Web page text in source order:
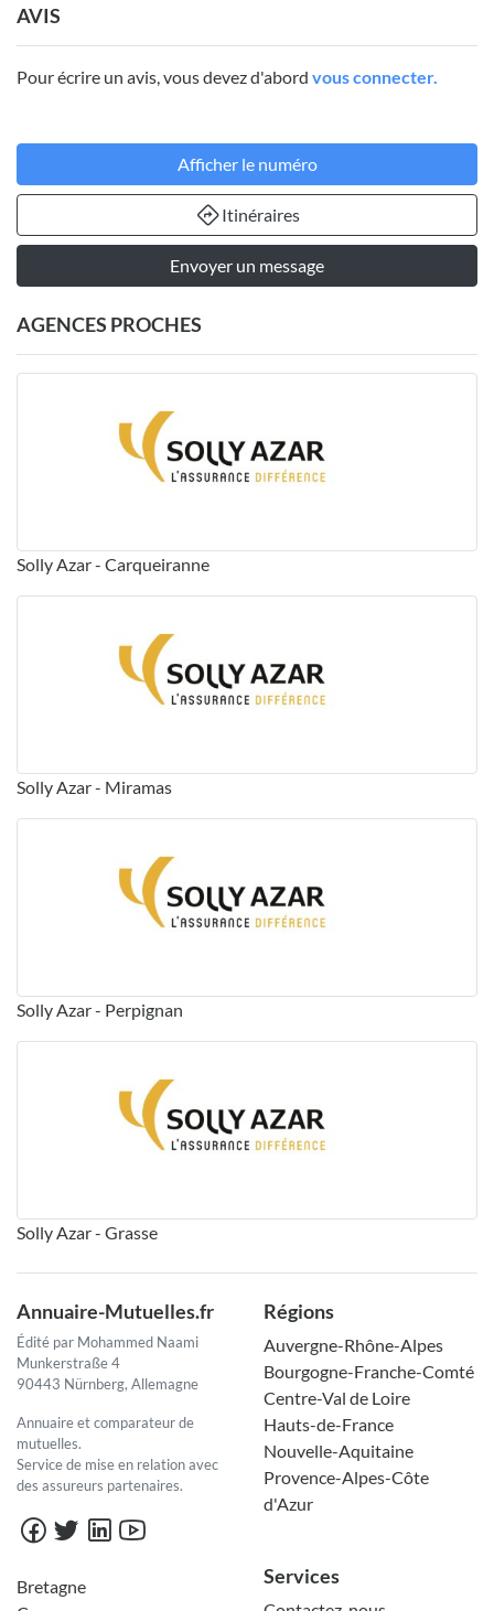
AVIS
Pour écrire un avis, vous devez d'abord vous connecter.
Afficher le numéro
Itinéraires
Envoyer un message
AGENCES PROCHES
Solly Azar - Carqueiranne
Solly Azar - Miramas
Solly Azar - Perpignan
Solly Azar - Grasse
Annuaire-Mutuelles.fr
Édité par Mohammed Naami
Munkerstraße 4
90443 Nürnberg, Allemagne
Annuaire et comparateur de
mutuelles.
Service de mise en relation avec
des assureurs partenaires.
Régions
Auvergne-Rhône-Alpes
Bourgogne-Franche-Comté
Centre-Val de Loire
Hauts-de-France
Nouvelle-Aquitaine
Provence-Alpes-Côte
d'Azur
Bretagne
Services